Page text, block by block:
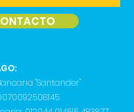
"Santander"